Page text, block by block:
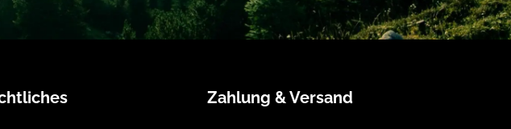
Zahlung & Versand